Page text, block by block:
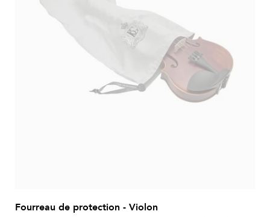
Fourreau de protection - Violon